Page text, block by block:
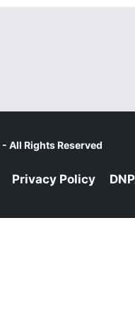
- All Rights Reserved
Privacy Policy